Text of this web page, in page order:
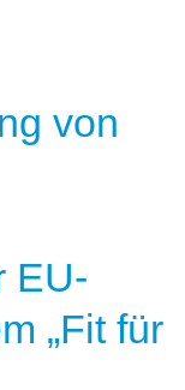
von
EU-
„Fit für